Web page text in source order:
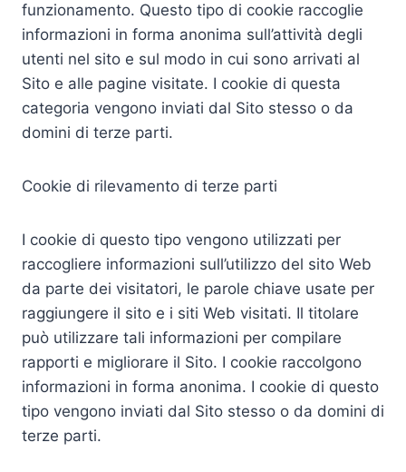
funzionamento. Questo tipo di cookie raccoglie
informazioni in forma anonima sull’attività degli
utenti nel sito e sul modo in cui sono arrivati al
Sito e alle pagine visitate. I cookie di questa
categoria vengono inviati dal Sito stesso o da
domini di terze parti.
Cookie di rilevamento di terze parti
I cookie di questo tipo vengono utilizzati per
raccogliere informazioni sull’utilizzo del sito Web
da parte dei visitatori, le parole chiave usate per
raggiungere il sito e i siti Web visitati. Il titolare
può utilizzare tali informazioni per compilare
rapporti e migliorare il Sito. I cookie raccolgono
informazioni in forma anonima. I cookie di questo
tipo vengono inviati dal Sito stesso o da domini di
terze parti.